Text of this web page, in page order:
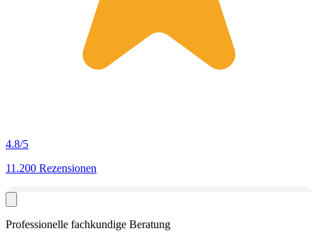
4.8/5
11.200 Rezensionen
Professionelle fachkundige Beratung